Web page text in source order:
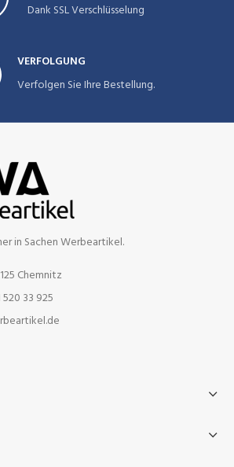
Dank SSL Verschlüsselung
VERFOLGUNG
Verfolgen Sie Ihre Bestellung.
in Sachen Werbeartikel.
Chemnitz
33 925